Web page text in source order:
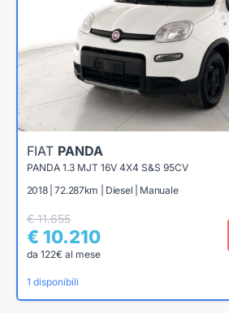
FIAT PANDA
PANDA 1.3 MJT 16V 4X4 S&S 95CV
2018 | 72.287km | Diesel | Manuale
€ 11.655
€ 10.210
da 122€ al mese
1 disponibili